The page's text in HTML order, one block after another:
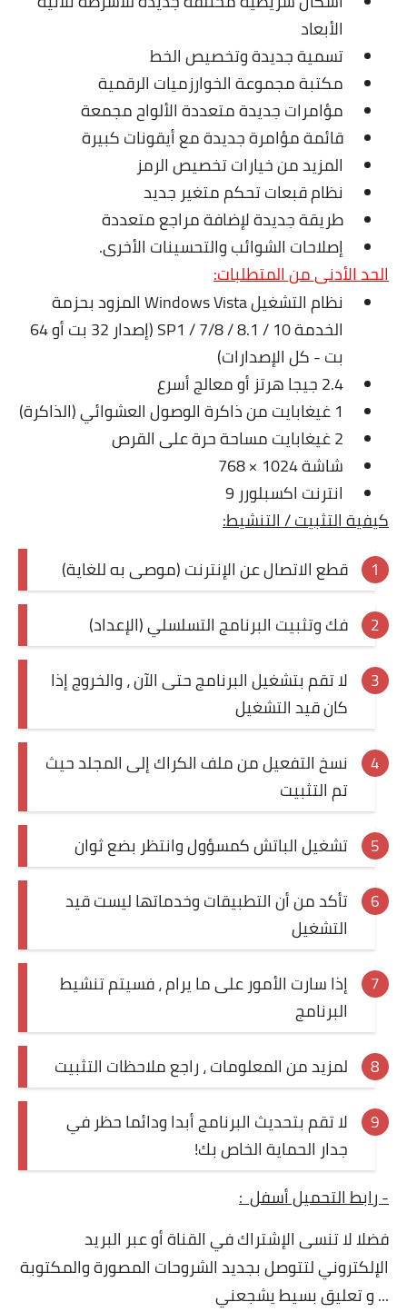
الأبعاد
تسمية جديدة وتخصيص الخط
مكتبة مجموعة الخوارزميات الرقمية
مؤامرات جديدة متعددة الألواح مجمعة
قائمة مؤامرة جديدة مع أيقونات كبيرة
المزيد من خيارات تخصيص الرمز
نظام قبعات تحكم متغير جديد
طريقة جديدة لإضافة مراجع متعددة
إصلاحات الشوائب والتحسينات الأخرى.
الحد الأدنى من المتطلبات:
نظام التشغيل Windows Vista المزود بحزمة
الخدمة SP1 / 7/8 / 8.1 / 10 (إصدار 32 بت أو 64
بت - كل الإصدارات)
2.4 جيجا هرتز أو معالج أسرع
1 غيغابايت من ذاكرة الوصول العشوائي (الذاكرة)
2 غيغابايت مساحة حرة على القرص
شاشة 1024 × 768
انترنت اكسبلورر 9
كيفية التثبيت / التنشيط:
قطع الاتصال عن الإنترنت (موصى به للغاية)
فك وتثبيت البرنامج التسلسلي (الإعداد)
لا تقم بتشغيل البرنامج حتى الآن ، والخروج إذا
كان قيد التشغيل
نسخ التفعيل من ملف الكراك إلى المجلد حيث
تم التثبيت
تشغيل الباتش كمسؤول وانتظر بضع ثوان
تأكد من أن التطبيقات وخدماتها ليست قيد
التشغيل
إذا سارت الأمور على ما يرام ، فسيتم تنشيط
البرنامج
لمزيد من المعلومات ، راجع ملاحظات التثبيت
لا تقم بتحديث البرنامج أبدا ودائما حظر في
جدار الحماية الخاص بك!
- رابط التحميل أسفل:
فضلا لا تنسى الإشتراك في القناة أو عبر البريد
الإلكتروني لتتوصل بجديد الشروحات المصورة والمكتوبة
... و تعليق بسيط يشجعني